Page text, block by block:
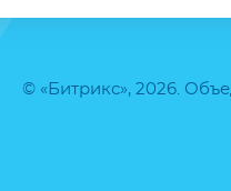
© «Битрикс», 2026.